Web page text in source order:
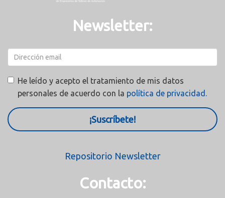
Newsletter:
He leído y acepto el tratamiento de mis datos
personales de acuerdo con la política de privacidad.
¡Suscríbete!
Repositorio Newsletter
Contacto: